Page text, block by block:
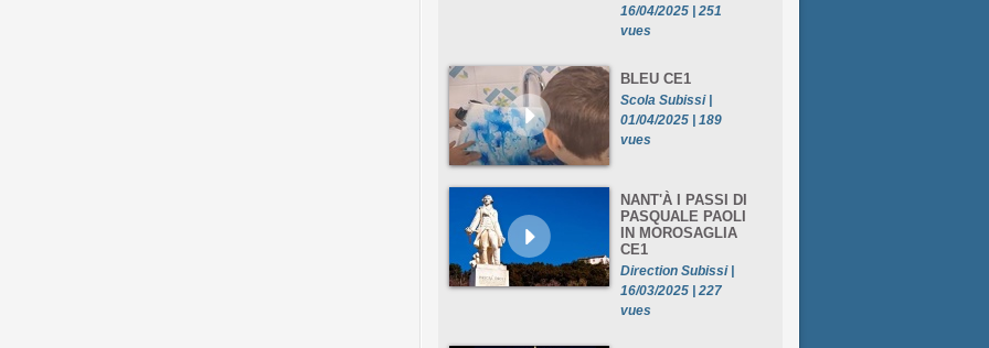
16/04/2025 | 251
vues
BLEU CE1
Scola Subissi |
01/04/2025 | 189
vues
NANT'À I PASSI DI
PASQUALE PAOLI
IN MOROSAGLIA
CE1
Direction Subissi |
16/03/2025 | 227
vues